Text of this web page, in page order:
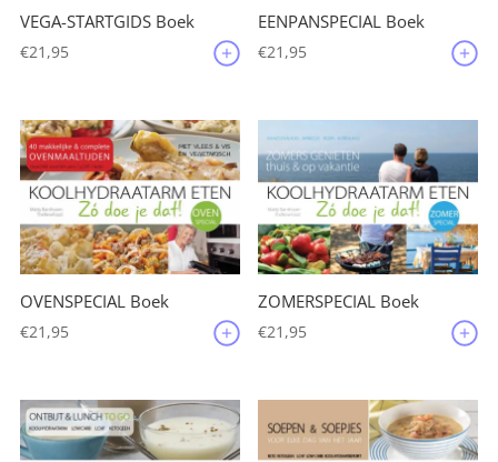
VEGA-STARTGIDS Boek
€21,95
EENPANSPECIAL Boek
€21,95
OVENSPECIAL Boek
€21,95
ZOMERSPECIAL Boek
€21,95